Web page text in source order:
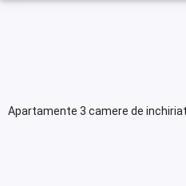
Apartamente 3 camere de